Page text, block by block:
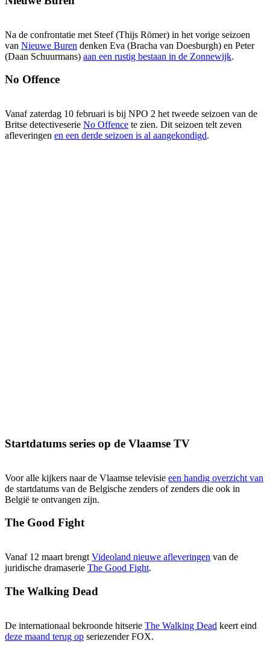
Na de confrontatie met Steef (Thijs Römer) in het vorige seizoen
van Nieuwe Buren denken Eva (Bracha van Doesburgh) en Peter
(Daan Schuurmans) aan een rustig bestaan in de Zonnewijk.
No Offence
Vanaf zaterdag 10 februari is bij NPO 2 het tweede seizoen van de
Britse detectiveserie No Offence te zien. Dit seizoen telt zeven
afleveringen en een derde seizoen is al aangekondigd.
Startdatums series op de Vlaamse TV
Voor alle kijkers naar de Vlaamse televisie een handig overzicht van
de startdatums van de Belgische zenders of zenders die ook in
België te ontvangen zijn.
The Good Fight
Vanaf 12 maart brengt Videoland nieuwe afleveringen van de
juridische dramaserie The Good Fight.
The Walking Dead
De internationaal bekroonde hitserie The Walking Dead keert eind
deze maand terug op seriezender FOX.